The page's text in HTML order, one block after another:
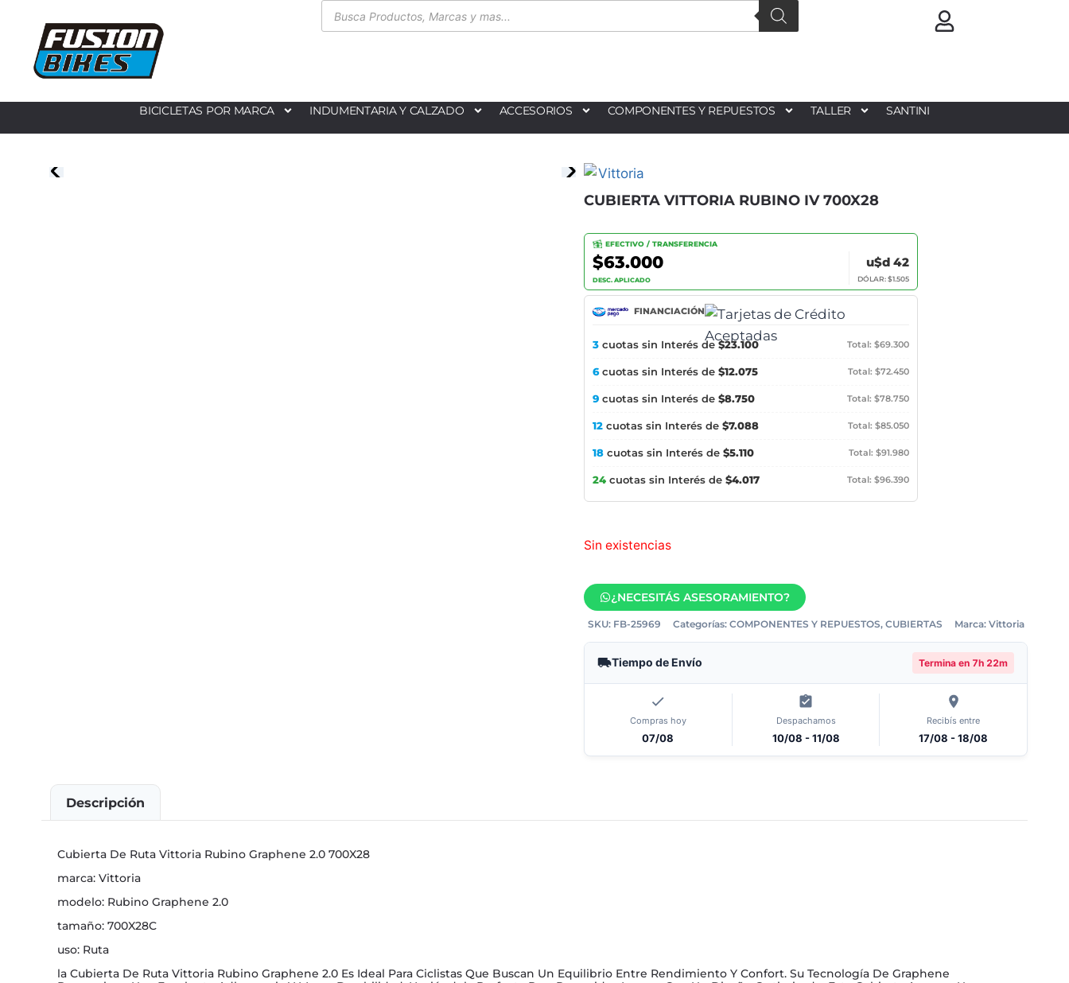
BICICLETAS POR MARCA INDUMENTARIA Y CALZADO ACCESORIOS COMPONENTES Y REPUESTOS TALLER SANTINI
CUBIERTA VITTORIA RUBINO IV 700X28
EFECTIVO / TRANSFERENCIA
$63.000
DESC. APLICADO
u$d 42
DÓLAR: $1.505
FINANCIACIÓN
3 cuotas sin Interés de$23.100 Total: $69.300
6cuotas sin Interés de $12.075 Total: $72.450
9 cuotas sin Interés de $8.750 Total: $78.750
12 cuotas sin Interés de $7.088 Total: $85.050
18 cuotas sin Interés de $5.110 Total: $91.980
24 cuotas sin Interés de $4.017 Total: $96.390
Sin existencias
¿NECESITÁS ASESORAMIENTO?
SKU: FB-25969 Categorías: COMPONENTES Y REPUESTOS, CUBIERTAS Marca: Vittoria
Tiempo de Envío Termina en 7h 22m
Compras hoy
07/08
Despachamos
10/08 - 11/08
Recibís entre
17/08 - 18/08
Descripción
Cubierta De Ruta Vittoria Rubino Graphene 2.0 700X28
marca: Vittoria
modelo: Rubino Graphene 2.0
tamaño: 700X28C
uso: Ruta
la Cubierta De Ruta Vittoria Rubino Graphene 2.0 Es Ideal Para Ciclistas Que Buscan Un Equilibrio Entre Rendimiento Y Confort. Su Tecnología De Graphene